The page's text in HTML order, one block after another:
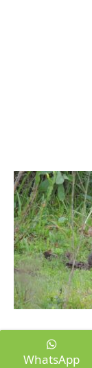
WhatsApp